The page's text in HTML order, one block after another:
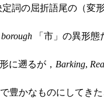
定詞の屈折語尾の（変
borough 「市」の異形
に遡るが， Barking,
かなものにしてきた